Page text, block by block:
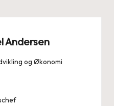
Andersen
og Økonomi